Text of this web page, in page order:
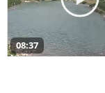
08:37